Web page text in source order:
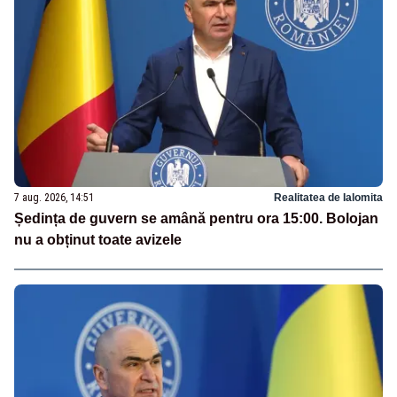
7 aug. 2026, 14:51 Realitatea de Ialomita
Ședința de guvern se amână pentru ora 15:00. Bolojan
nu a obținut toate avizele